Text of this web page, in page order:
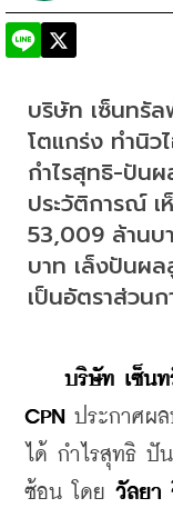
บริษัท เซ็นทรั
โตแกร่ง ทำนิว
กำไรสุทธิ-ปัน
ประวัติการณ์ เ
53,009 ล้านบ
บาท เล็งปันผ
เป็นอัตราส่วน
บริษัท เซ็นทรั
CPN ประกาศผล
ได้ กำไรสุทธิ ปั
ซ้อน โดย วัลยา